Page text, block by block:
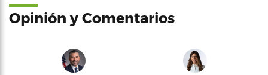
Opinión y Comentarios